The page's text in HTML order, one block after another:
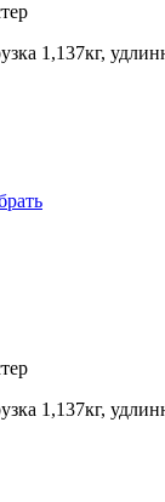
1,137кг,
1,137кг,